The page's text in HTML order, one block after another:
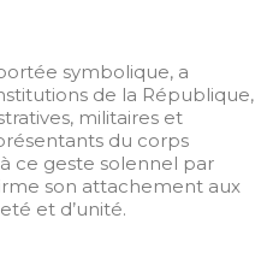
symbolique, a
de la République,
militaires et
du corps
ce geste solennel par
son attachement aux
et d’unité.